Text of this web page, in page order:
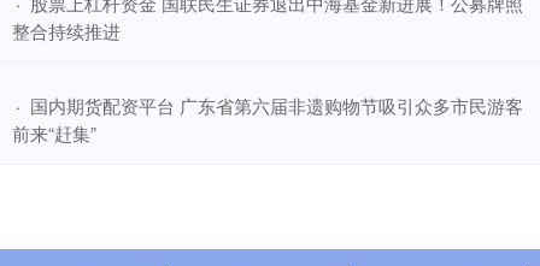
整合持续推进
· ​国内期货配资平台 广东省第六届非遗购物节吸引众多市民游客
前来“赶集”